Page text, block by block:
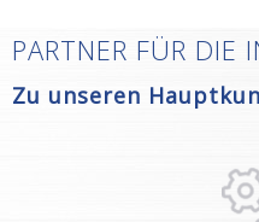
PARTNER FÜR DIE
Zu unseren